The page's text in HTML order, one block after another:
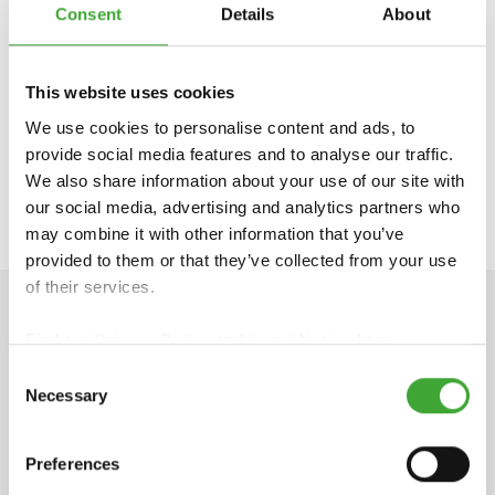
Consent Details About
This website uses cookies
We use cookies to personalise content and ads, to
provide social media features and to analyse our traffic.
We also share information about your use of our site with
our social media, advertising and analytics partners who
may combine it with other information that you’ve
provided to them or that they’ve collected from your use
of their services.
Find ourPrivacy PolicyandLegal Noticehere.
Selection
Necessary
Preferences
SPÉCIFIQUES À CHAQUE PAYS, VEUILLEZ
REVENDEUR SPÉCIALISÉ DE VOTRE RÉGION
https://www.osmo.fr
info-export@osmo.de
INFORMATIONS TECHNIQUE
Fiche technique